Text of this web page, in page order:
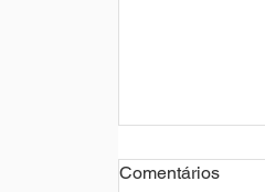
Comentários